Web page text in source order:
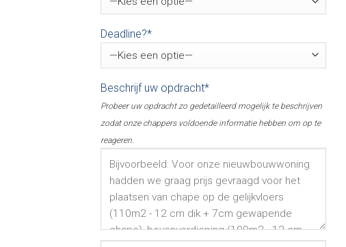
Deadline?*
Beschrijf uw opdracht*
Probeer uw opdracht zo gedetailleerd mogelijk te beschrijven
zodat onze chappers voldoende informatie hebben om op te
reageren.